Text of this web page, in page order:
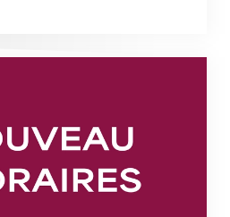
secrétariat dès le 1er août